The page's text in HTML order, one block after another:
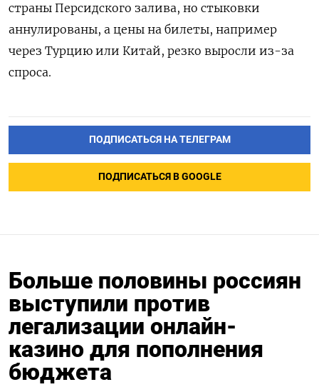
страны Персидского залива, но стыковки
аннулированы, а цены на билеты, например
через Турцию или Китай, резко выросли из-за
спроса.
ПОДПИСАТЬСЯ НА ТЕЛЕГРАМ
ПОДПИСАТЬСЯ В GOOGLE
Больше половины россиян
выступили против
легализации онлайн-
казино для пополнения
бюджета